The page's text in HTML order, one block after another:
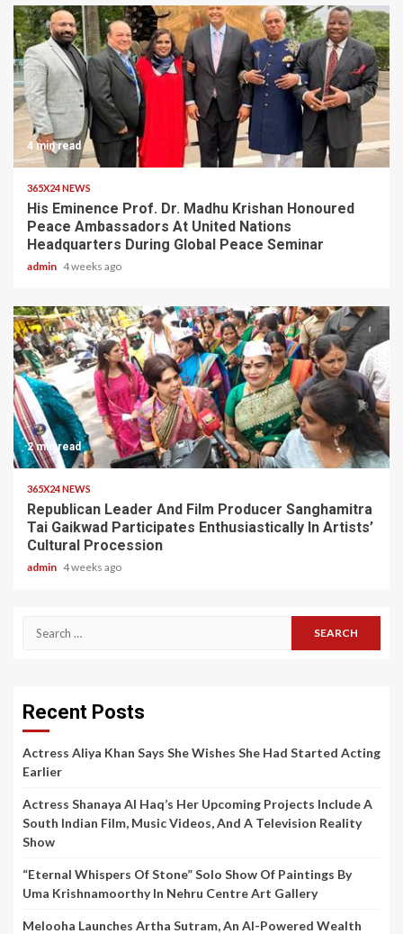
4 min read
365X24 NEWS
His Eminence Prof. Dr. Madhu Krishan Honoured
Peace Ambassadors At United Nations
Headquarters During Global Peace Seminar
admin 4 weeks ago
2 min read
365X24 NEWS
Republican Leader And Film Producer Sanghamitra
Tai Gaikwad Participates Enthusiastically In Artists’
Cultural Procession
admin 4 weeks ago
Search
Recent Posts
Actress Aliya Khan Says She Wishes She Had Started Acting
Earlier
Actress Shanaya Al Haq’s Her Upcoming Projects Include A
South Indian Film, Music Videos, And A Television Reality
Show
“Eternal Whispers Of Stone” Solo Show Of Paintings By
Uma Krishnamoorthy In Nehru Centre Art Gallery
Melooha Launches Artha Sutram, An AI-Powered Wealth